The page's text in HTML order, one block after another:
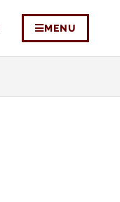
MENU